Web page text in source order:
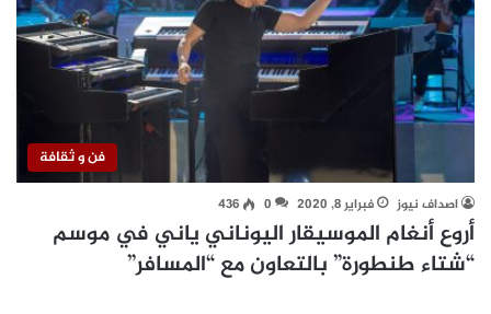
فن و ثقافة
اصداف نيوز فبراير 8, 2020 0
436
أروع أنغام الموسيقار اليوناني ياني في موسم
“شتاء طنطورة” بالتعاون مع “المسافر”